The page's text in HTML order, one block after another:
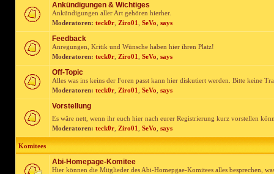
Ankündigungen & Wichtiges
Ankündigungen aller Art gehören hierher.
Moderatoren: teck0r Ziro01 SeVo says
Feedback
Anregungen, Kritik und Wünsche haben hier ihren Platz!
Moderatoren: teck0r Ziro01 SeVo says
Off-Topic
Alles was ins keins der Foren passt kann hier diskutiert werden. Bitte keine
Moderatoren: teck0r Ziro01 SeVo says
Vorstellung
Es wäre nett, wenn ihr euch hier nach eurer Registrierung kurz vorstellen
Moderatoren: teck0r Ziro01 SeVo says
Komitees
Abi-Homepage-Komitee
Hier können die Mitglieder des Abi-Homepgae-Komitees alles besprechen,